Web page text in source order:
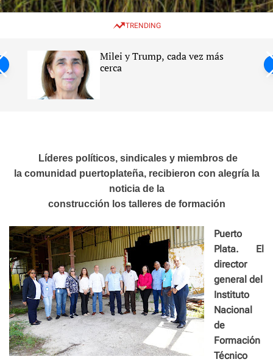
w
c
e
e
TRENDING
Milei y Trump, cada vez más
cerca
Líderes políticos, sindicales y miembros de
la comunidad puertoplateña, recibieron con alegría la
noticia de la
construcción los talleres de formación
Puerto
Plata. El
director
general del
Instituto
Nacional
de
Formación
Técnico